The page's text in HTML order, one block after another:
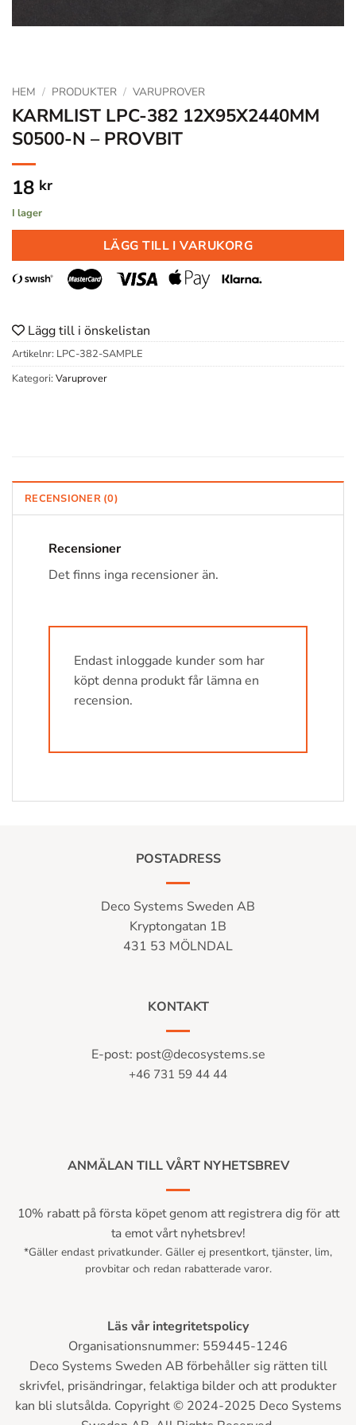
HEM / PRODUKTER / VARUPROVER
KARMLIST LPC-382 12X95X2440MM
S0500-N – PROVBIT
18 kr
I lager
LÄGG TILL I VARUKORG
Lägg till i önskelistan
Artikelnr: LPC-382-SAMPLE
Kategori: Varuprover
RECENSIONER (0)
Recensioner
Det finns inga recensioner än.
Endast inloggade kunder som har
köpt denna produkt får lämna en
recension.
POSTADRESS
Deco Systems Sweden AB
Kryptongatan 1B
431 53 MÖLNDAL
KONTAKT
E-post: post@decosystems.se
+46 731 59 44 44
ANMÄLAN TILL VÅRT NYHETSBREV
10% rabatt på första köpet genom att registrera dig för att
ta emot vårt nyhetsbrev!
*Gäller endast privatkunder. Gäller ej presentkort, tjänster, lim,
provbitar och redan rabatterade varor.
Läs vår integritetspolicy
Organisationsnummer: 559445-1246
Deco Systems Sweden AB förbehåller sig rätten till
skrivfel, prisändringar, felaktiga bilder och att produkter
kan bli slutsålda. Copyright © 2024-2025 Deco Systems